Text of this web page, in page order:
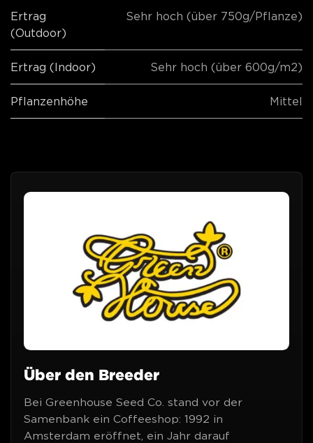
Ertrag
(Outdoor)
Sehr hoch (über 750g/Pflanze)
Ertrag (Indoor) Sehr hoch (über 600g/m2)
Pflanzenhöhe Mittel
Über den Breeder
Bei Greenhouse Seed Co. stand vor der
Samenbank ein Coffeeshop: 1992 in
Amsterdam eröffnet, ein Jahr darauf